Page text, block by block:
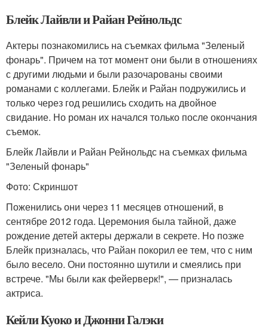
Блейк Лайвли и Райан Рейнольдс
Актеры познакомились на съемках фильма "Зеленый
фонарь". Причем на тот момент они были в отношениях
с другими людьми и были разочарованы своими
романами с коллегами. Блейк и Райан подружились и
только через год решились сходить на двойное
свидание. Но роман их начался только после окончания
съемок.
Блейк Лайвли и Райан Рейнольдс на съемках фильма
"Зеленый фонарь"
Фото: Скриншот
Поженились они через 11 месяцев отношений, в
сентябре 2012 года. Церемония была тайной, даже
рождение детей актеры держали в секрете. Но позже
Блейк призналась, что Райан покорил ее тем, что с ним
было весело. Они постоянно шутили и смеялись при
встрече. "Мы были как фейерверк!", — призналась
актриса.
Кейли Куоко и Джонни Галэки